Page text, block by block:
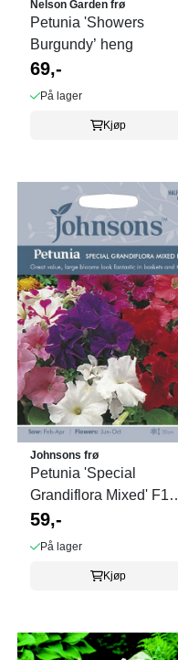
Nelson Garden frø
Petunia 'Showers
Burgundy’ heng
69,-
På lager
Kjøp
Johnsons frø
Petunia 'Special
Grandiflora Mixed' F1 -
Petunia ...
59,-
På lager
Kjøp